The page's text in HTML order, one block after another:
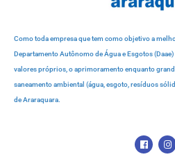
Como toda empresa que tem como objetivo a
Departamento Autônomo de Água e Esgotos
valores próprios, o aprimoramento enquanto
saneamento ambiental (água, esgoto, resíduos
de Araraquara.